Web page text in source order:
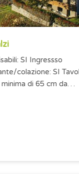
SI Tavoli
di 65 cm da